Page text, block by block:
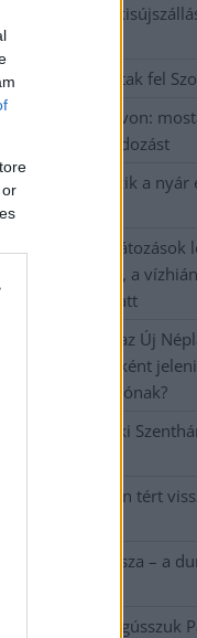
három
vádat
lángok csaptak fel
a Tisza-tavon:
meg a száguldozást
is megérkezik a nyár
napja
is korlátozások
hatalmas hőség, a
miatt
kihúzta a talajt az Új
csak hetilapként
a nyomtatott sajtónak?
a szolnoki
köntösben tért
„fél” a Tisza – a
meglátszik
hogy mégis megússzuk